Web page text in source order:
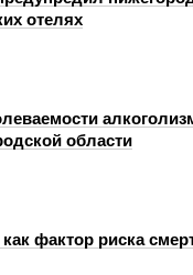
отелях
области
фактор риска